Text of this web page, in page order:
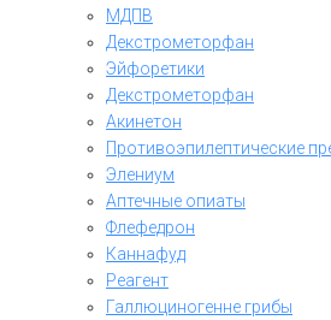
МДПВ
Декстрометорфан
Эйфоретики
Декстрометорфан
Акинетон
Противоэпилептические
Элениум
Аптечные опиаты
Флефедрон
Каннафуд
Реагент
Галлюциногенне грибы